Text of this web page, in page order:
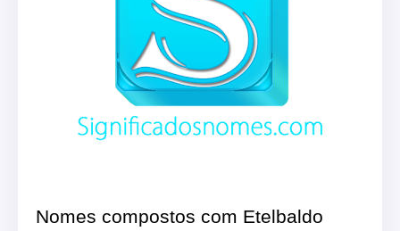
Nomes compostos com Etelbaldo